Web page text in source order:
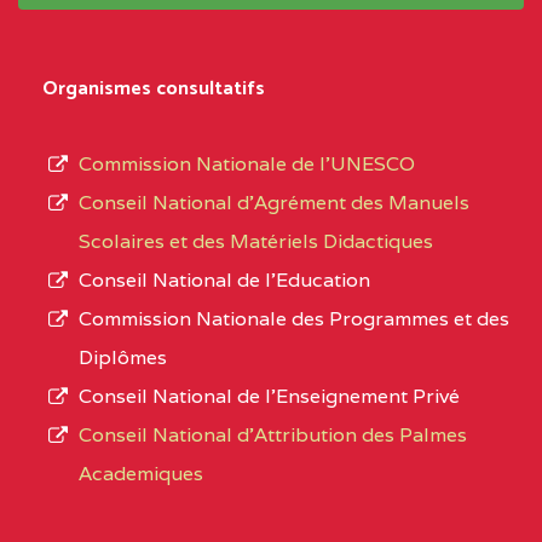
D'ENSEIGNEMENT
PROFESSIONNEL
(CEGEP) STE FOI BP
:4740 YAOUNDE
CENTRE
COLLEGE PANAFRICAIN
DE L'EXCELLENCE BP
CENTRE
COLLEGE PRIVE
type
L’offre
d’éducation
de
Organismes consultatifs
Commission Nationale de l’UNESCO
Conseil National d’Agrément des Manuels
Scolaires et des Matériels Didactiques
Conseil National de l’Education
Commission Nationale des Programmes et des
Diplômes
Conseil National de l’Enseignement Privé
Conseil National d'Attribution des Palmes
Academiques